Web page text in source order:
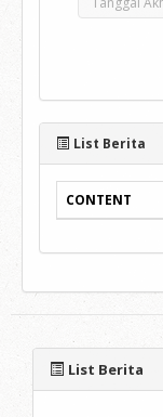
List Berita
CONTENT
List Berita